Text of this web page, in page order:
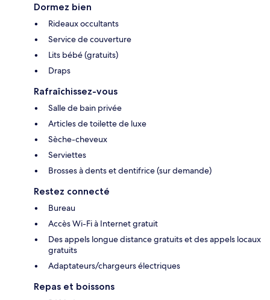
Dormez bien
Rideaux occultants
Service de couverture
Lits bébé (gratuits)
Draps
Rafraîchissez-vous
Salle de bain privée
Articles de toilette de luxe
Sèche-cheveux
Serviettes
Brosses à dents et dentifrice (sur demande)
Restez connecté
Bureau
Accès Wi-Fi à Internet gratuit
Des appels longue distance gratuits et des appels locaux
gratuits
Adaptateurs/chargeurs électriques
Repas et boissons